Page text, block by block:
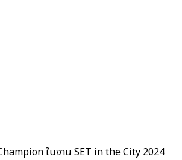
ในงาน SET in the City 2024